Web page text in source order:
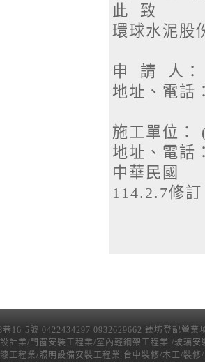
此 致
環球水泥股
申 請 人：
地址、電話
施工單位：
地址、電話
中華
114.2.7修訂
16-5號 0422434297 0932629662 臻坊登記營業
計業/門窗安裝工程業/室內輕鋼架工程業 /玻璃安
工程業/照明設備安裝工程業 台中裝修/木工/裝修